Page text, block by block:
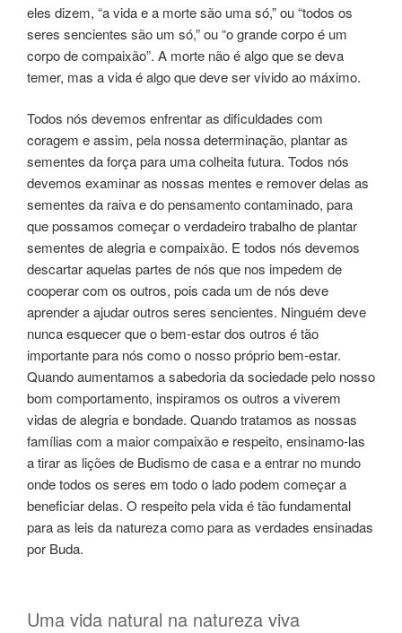
eles dizem, “a vida e a morte são uma só,” ou “todos os
seres sencientes são um só,” ou “o grande corpo é um
corpo de compaixão”. A morte não é algo que se deva
temer, mas a vida é algo que deve ser vivido ao máximo.
Todos nós devemos enfrentar as dificuldades com
coragem e assim, pela nossa determinação, plantar as
sementes da força para uma colheita futura. Todos nós
devemos examinar as nossas mentes e remover delas as
sementes da raiva e do pensamento contaminado, para
que possamos começar o verdadeiro trabalho de plantar
sementes de alegria e compaixão. E todos nós devemos
descartar aquelas partes de nós que nos impedem de
cooperar com os outros, pois cada um de nós deve
aprender a ajudar outros seres sencientes. Ninguém deve
nunca esquecer que o bem-estar dos outros é tão
importante para nós como o nosso próprio bem-estar.
Quando aumentamos a sabedoria da sociedade pelo nosso
bom comportamento, inspiramos os outros a viverem
vidas de alegria e bondade. Quando tratamos as nossas
famílias com a maior compaixão e respeito, ensinamo-las
a tirar as lições de Budismo de casa e a entrar no mundo
onde todos os seres em todo o lado podem começar a
beneficiar delas. O respeito pela vida é tão fundamental
para as leis da natureza como para as verdades ensinadas
por Buda.
Uma vida natural na natureza viva